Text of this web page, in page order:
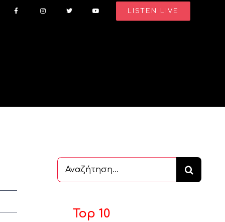
LISTEN LIVE
Αναζήτηση
...
Top 10